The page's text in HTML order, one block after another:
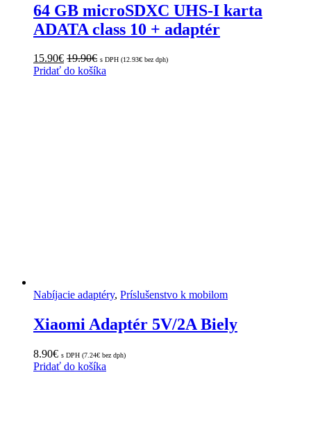
64 GB microSDXC UHS-I karta
ADATA class 10 + adaptér
15.90€ 19.90€ s DPH (12.93€ bez dph)
Pridať do košíka
Nabíjacie adaptéry, Príslušenstvo k mobilom
Xiaomi Adaptér 5V/2A Biely
8.90€ s DPH (7.24€ bez dph)
Pridať do košíka